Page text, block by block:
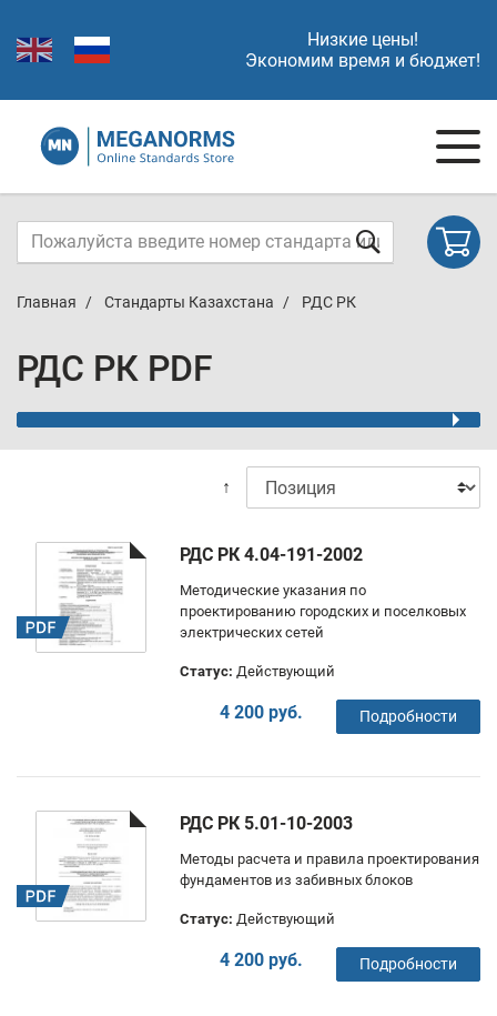
Низкие цены!
Экономим время и бюджет!
Главная Стандарты Казахстана РДС РК
РДС РК PDF
↑
РДС РК 4.04-191-2002
Методические указания по
проектированию городских и поселковых
электрических сетей
Статус: Действующий
4 200 руб. Подробности
РДС РК 5.01-10-2003
Методы расчета и правила проектирования
фундаментов из забивных блоков
Статус: Действующий
4 200 руб. Подробности